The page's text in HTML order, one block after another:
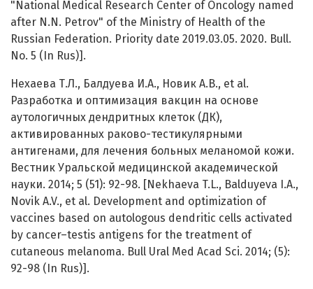
"National Medical Research Center of Oncology named
after N.N. Petrov" of the Ministry of Health of the
Russian Federation. Priority date 2019.03.05. 2020. Bull.
No. 5 (In Rus)].
Нехаева Т.Л., Балдуева И.А., Новик А.В., et al.
Разработка и оптимизация вакцин на основе
аутологичных дендритных клеток (ДК),
активированных раково-тестикулярными
антигенами, для лечения больных меланомой кожи.
Вестник Уральской медицинской академической
науки. 2014; 5 (51): 92-98. [Nekhaeva T.L., Balduyeva I.A.,
Novik A.V., et al. Development and optimization of
vaccines based on autologous dendritic cells activated
by cancer–testis antigens for the treatment of
cutaneous melanoma. Bull Ural Med Acad Sci. 2014; (5):
92-98 (In Rus)].